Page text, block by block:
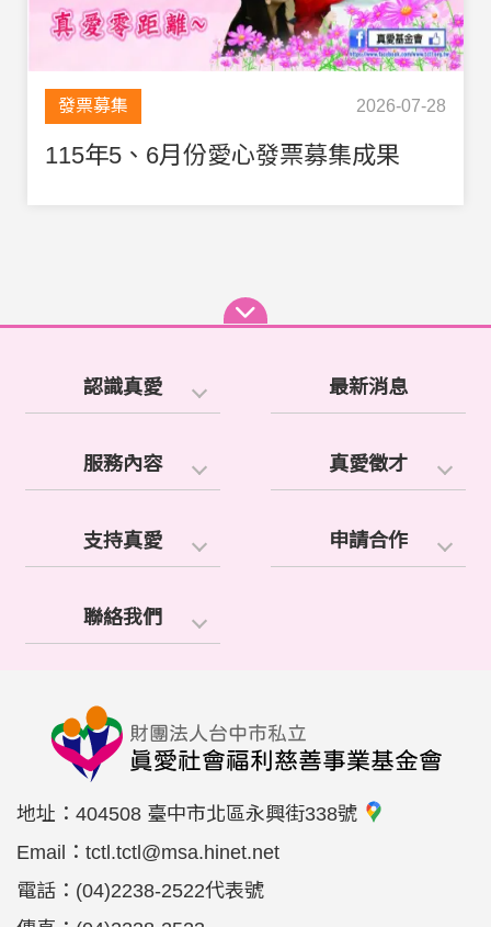
發票募集 2026-07-28
115年5、6月份愛心發票募集成果
認識真愛 最新消息
服務內容 真愛徵才
支持真愛 申請合作
聯絡我們
地址： 404508 臺中市北區永興街338號
Email： tctl.tctl@msa.hinet.net
電話： (04)2238-2522代表號